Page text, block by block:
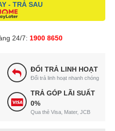
- TRẢ SAU
24/7: 1900 8650
ĐỔI TRẢ LINH HOẠT
Đổi trả linh hoạt nhanh chóng
TRẢ GÓP LÃI SUẤT
0%
Qua thẻ Visa, Mater, JCB